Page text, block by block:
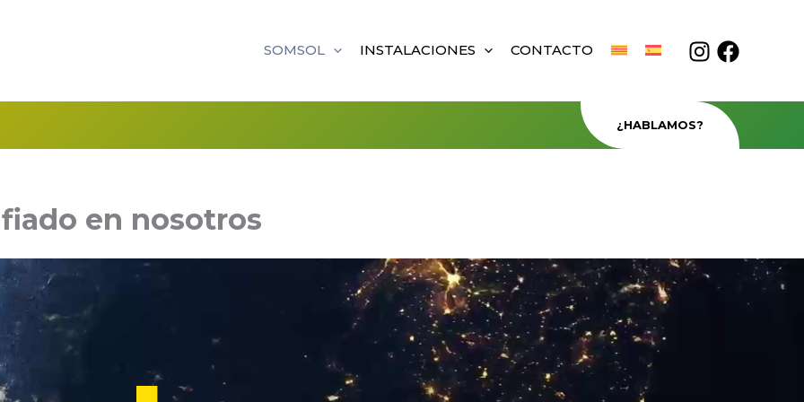
SOMSOL INSTALACIONES CONTACTO
¿HABLAMOS?
en nosotros